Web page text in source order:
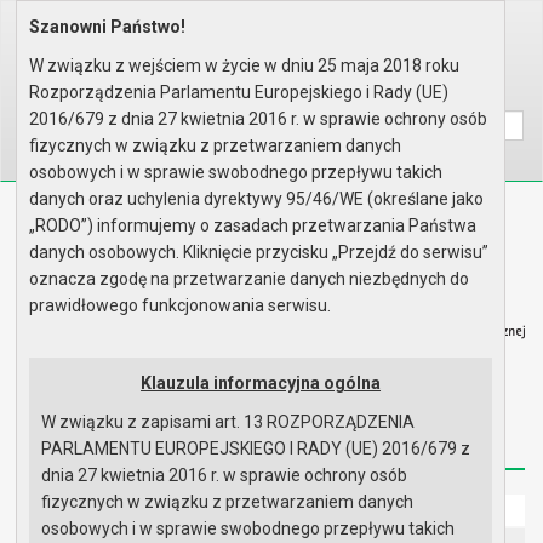
Home Organy Rada Miejska
Wyszukaj na stronie:
A AA
Biuletyn Informacji Publicznej
Urząd Miasta i Gminy w Gryfinie
Redakcja Instrukcja korzystania Dostępność
Strona główna
Szanowni Państwo!
W związku z wejściem w życie w dniu 25 maja 2018 roku
Rozporządzenia Parlamentu Europejskiego i Rady (UE)
2016/679 z dnia 27 kwietnia 2016 r. w sprawie ochrony osób
fizycznych w związku z przetwarzaniem danych
osobowych i w sprawie swobodnego przepływu takich
danych oraz uchylenia dyrektywy 95/46/WE (określane jako
„RODO”) informujemy o zasadach przetwarzania Państwa
danych osobowych. Kliknięcie przycisku „Przejdź do serwisu”
oznacza zgodę na przetwarzanie danych niezbędnych do
prawidłowego funkcjonowania serwisu.
Klauzula informacyjna ogólna
W związku z zapisami art. 13 ROZPORZĄDZENIA
PARLAMENTU EUROPEJSKIEGO I RADY (UE) 2016/679 z
dnia 27 kwietnia 2016 r. w sprawie ochrony osób
fizycznych w związku z przetwarzaniem danych
osobowych i w sprawie swobodnego przepływu takich